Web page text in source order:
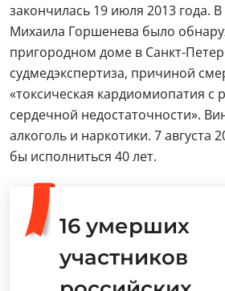
закончилась 19 июля 2013 года. В
Михаила Горшенева было
пригородном доме в Санкт-
судмедэкспертиза, причиной
«токсическая кардиомиопатия с
сердечной недостаточности».
алкоголь и наркотики. 7 августа
бы исполниться 40 лет.
16 умерших
участников